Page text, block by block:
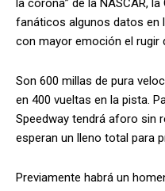
la corona” de la NASCAR,
fanáticos algunos datos en
con mayor emoción el rugir
Son 600 millas de pura
en 400 vueltas en la pista.
Speedway tendrá aforo sin
esperan un lleno total para
Previamente habrá un